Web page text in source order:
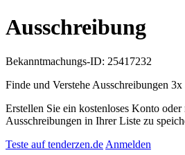
Ausschreibung
Bekanntmachungs-ID: 25417232
Finde und Verstehe Ausschreibungen 3x
Erstellen Sie ein kostenloses Konto
Ausschreibungen in Ihrer Liste zu
Teste auf tenderzen.de Anmelden